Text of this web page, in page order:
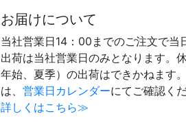
お届けについて
当社営業日14：00までのご注文で当
出荷は当社営業日のみとなります。
年始、夏季）の出荷はできかねます
は、 営業日カレンダーにてご確認くだ
詳しくはこちら≫